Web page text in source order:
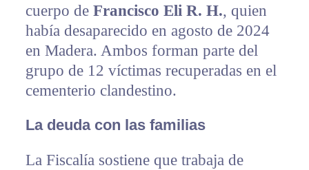
cuerpo de Francisco Eli R. H., quien
había desaparecido en agosto de 2024
en Madera. Ambos forman parte del
grupo de 12 víctimas recuperadas en el
cementerio clandestino.
La deuda con las familias
La Fiscalía sostiene que trabaja de